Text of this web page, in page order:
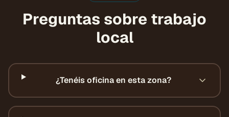
Preguntas sobre trabajo
local
¿Tenéis oficina en esta zona?